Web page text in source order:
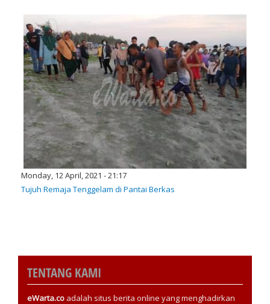
Monday, 12 April, 2021 - 21:17
Tujuh Remaja Tenggelam di Pantai Berkas
TENTANG KAMI
eWarta.co adalah situs berita online yang menghadirkan